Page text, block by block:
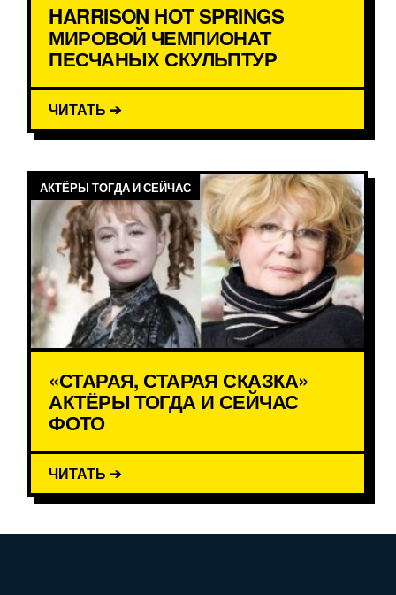
HARRISON HOT SPRINGS
МИРОВОЙ ЧЕМПИОНАТ
ПЕСЧАНЫХ СКУЛЬПТУР
ЧИТАТЬ ➔
АКТЁРЫ ТОГДА И СЕЙЧАС
«СТАРАЯ, СТАРАЯ СКАЗКА»
АКТЁРЫ ТОГДА И СЕЙЧАС
ФОТО
ЧИТАТЬ ➔